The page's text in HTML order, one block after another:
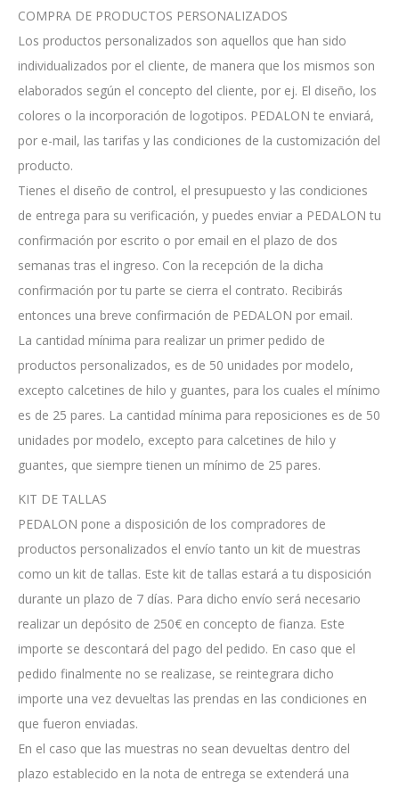
COMPRA DE PRODUCTOS PERSONALIZADOS
Los productos personalizados son aquellos que han sido
individualizados por el cliente, de manera que los mismos son
elaborados según el concepto del cliente, por ej. El diseño, los
colores o la incorporación de logotipos. PEDALON te enviará,
por e-mail, las tarifas y las condiciones de la customización del
producto.
Tienes el diseño de control, el presupuesto y las condiciones
de entrega para su verificación, y puedes enviar a PEDALON tu
confirmación por escrito o por email en el plazo de dos
semanas tras el ingreso. Con la recepción de la dicha
confirmación por tu parte se cierra el contrato. Recibirás
entonces una breve confirmación de PEDALON por email.
La cantidad mínima para realizar un primer pedido de
productos personalizados, es de 50 unidades por modelo,
excepto calcetines de hilo y guantes, para los cuales el mínimo
es de 25 pares. La cantidad mínima para reposiciones es de 50
unidades por modelo, excepto para calcetines de hilo y
guantes, que siempre tienen un mínimo de 25 pares.
KIT DE TALLAS
PEDALON pone a disposición de los compradores de
productos personalizados el envío tanto un kit de muestras
como un kit de tallas. Este kit de tallas estará a tu disposición
durante un plazo de 7 días. Para dicho envío será necesario
realizar un depósito de 250€ en concepto de fianza. Este
importe se descontará del pago del pedido. En caso que el
pedido finalmente no se realizase, se reintegrara dicho
importe una vez devueltas las prendas en las condiciones en
que fueron enviadas.
En el caso que las muestras no sean devueltas dentro del
plazo establecido en la nota de entrega se extenderá una